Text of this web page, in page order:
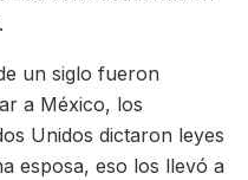
un siglo fueron
a México, los
Unidos dictaron leyes
esposa, eso los llevó a